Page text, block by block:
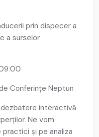
prin dispecer a
a surselor
Conferințe Neptun
interactivă
Ne vom
și pe analiza